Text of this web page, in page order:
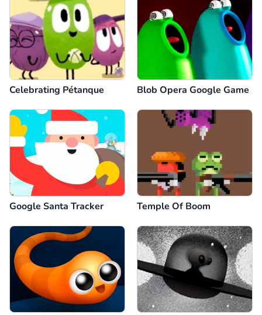
Celebrating Pétanque Blob Opera Google Game
Google Santa Tracker Temple Of Boom